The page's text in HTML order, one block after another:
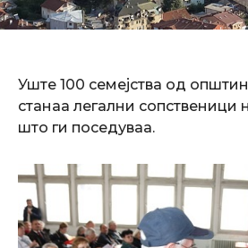
Уште 100 семејства од
станаа легални сопственици
што ги поседуваа.